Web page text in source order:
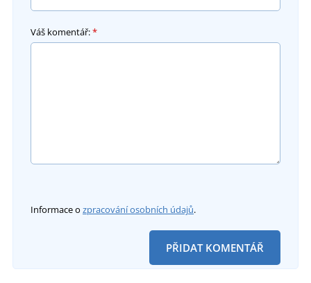
Váš komentář:*
Informace o zpracování osobních údajů.
PŘIDAT KOMENTÁŘ